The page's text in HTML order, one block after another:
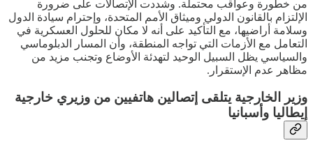
من خطورة وعواقب محتملة. وشددت الإتصالات على ضرورة
الإلتزام بالقانون الدولي وميثاق الأمم المتحدة، وإحترام سيادة الدول
وسلامة أراضيها، مع التأكيد على أنه لا مكان للحلول العسكرية في
التعامل مع الأزمات التي تواجه المنطقة، وأن المسار الدبلوماسي
والسياسي يظل السبيل الوحيد لتهدئة الأوضاع وتجنب مزيد من
مظاهر عدم الإستقرار.
وزير الخارجية يتلقى إتصالين هاتفيين من وزيري خارجية
إيطاليا وأسبانيا